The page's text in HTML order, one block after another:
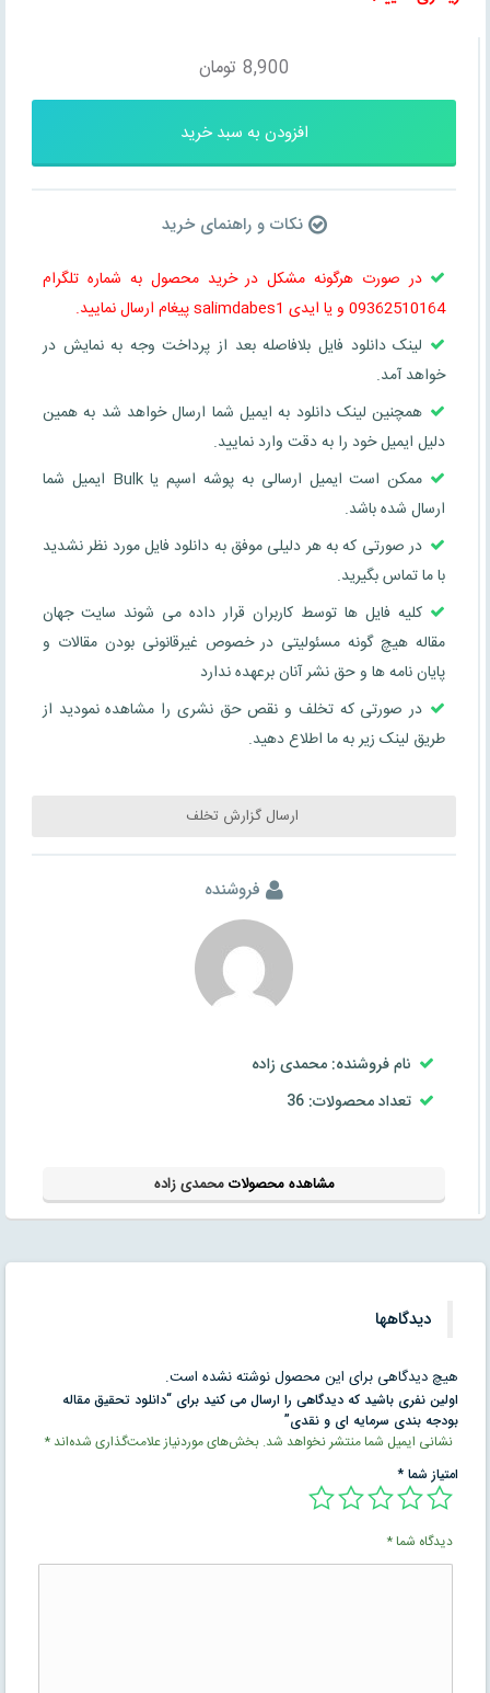
8,900 تومان
افزودن به سبد خرید
نکات و راهنمای خرید
در صورت هرگونه مشکل در خرید محصول به شماره تلگرام
09362510164 و یا ایدی salimdabes1 پیغام ارسال نمایید.
لینک دانلود فایل بلافاصله بعد از پرداخت وجه به نمایش در
خواهد آمد.
همچنین لینک دانلود به ایمیل شما ارسال خواهد شد به همین
دلیل ایمیل خود را به دقت وارد نمایید.
ممکن است ایمیل ارسالی به پوشه اسپم یا Bulk ایمیل شما
ارسال شده باشد.
در صورتی که به هر دلیلی موفق به دانلود فایل مورد نظر نشدید
با ما تماس بگیرید.
کلیه فایل ها توسط کاربران قرار داده می شوند سایت جهان
مقاله هیچ گونه مسئولیتی در خصوص غیرقانونی بودن مقالات و
پایان نامه ها و حق نشر آنان برعهده ندارد
در صورتی که تخلف و نقص حق نشری را مشاهده نمودید از
طریق لینک زیر به ما اطلاع دهید.
ارسال گزارش تخلف
فروشنده
نام فروشنده: محمدی زاده
تعداد محصولات: 36
مشاهده محصولاتمحمدی زاده
دیدگاهها
هیچ دیدگاهی برای این محصول نوشته نشده است.
اولین نفری باشید که دیدگاهی را ارسال می کنید برای “دانلود تحقیق مقاله
بودجه بندی سرمایه ای و نقدی”
نشانی ایمیل شما منتشر نخواهد شد. بخش‌های موردنیاز علامت‌گذاری شده‌اند*
امتیاز شما*
دیدگاه شما*